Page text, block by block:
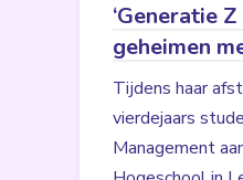
‘Generatie
geheimen
Tijdens haar
vierdejaars
Management